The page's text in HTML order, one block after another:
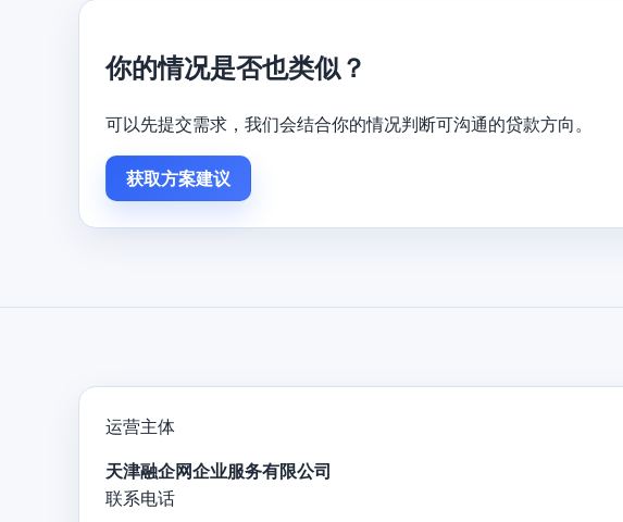
你的情况是否也类似？
可以先提交需求，我们会结合你的情况判断可沟通的贷款方向。
获取方案建议
运营主体
天津融企网企业服务有限公司
联系电话